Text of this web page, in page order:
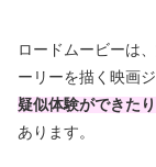
ロードムービーは
ーリーを描く映画
疑似体験ができた
あります。